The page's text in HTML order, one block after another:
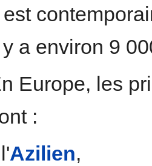
est
a environ 9
Europe, les
:
l'Azilien,